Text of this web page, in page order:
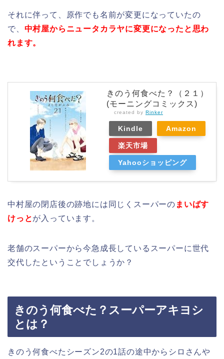
それに伴って、原作でも名前が変更になっていたの
で、 中村屋からニュータカラヤに変更になったと思わ
れます。
きのう何食べた？（２１）
(モーニングコミックス)
created by Rinker
Kindle Amazon
楽天市場
Yahooショッピング
中村屋の閉店後の跡地には同じくスーパーの まいばす
けっとが入っています。
老舗のスーパーから今急成長しているスーパーに世代
交代したということでしょうか？
きのう何食べた？スーパーアキヨシ
とは？
きのう何食べたシーズン2の1話の途中からシロさんや